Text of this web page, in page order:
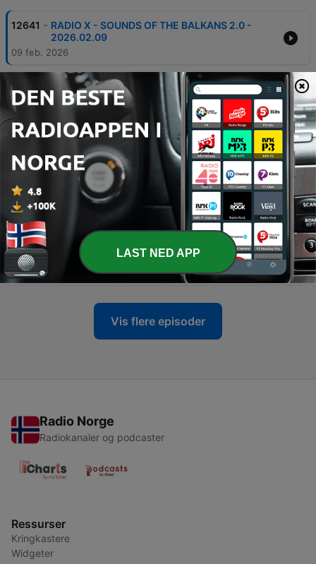
12641 - RADIO X - SOUNDS OF THE BALKANS 2.0 -
2026.02.09
09 feb. 2026
RADIO X - SOUNDS OF THE BALKANS 2.0 -
2026.02.02
02 feb. 2026
12639 - RADIO X - SOUNDS OF THE BALKANS 2.0 -
2026.01.26
26 jan. 2026
12638
RADIO X - SOUNDS OF THE BALKANS 2.0 -
2026.01.19
12637 -
RADIO X - SOUNDS OF THE BALKANS 2.0 -
2026.01.12
12 jan. 2026
Vis flere episoder
Radio Norge
Radiokanaler og podcaster
Ressurser
Kringkastere
Widgeter
LAST NED APP